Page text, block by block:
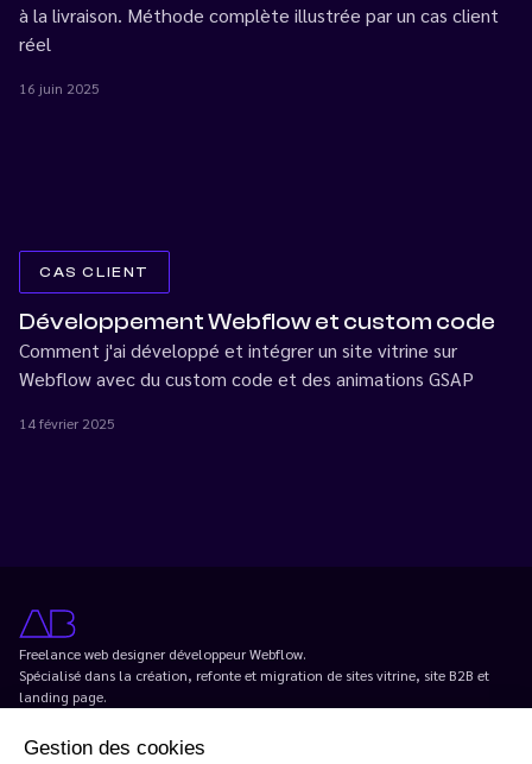
à la livraison. Méthode complète illustrée par un cas client
réel
16 juin 2025
CAS CLIENT
Développement Webflow et custom code
Comment j'ai développé et intégrer un site vitrine sur
Webflow avec du custom code et des animations GSAP
14 février 2025
Freelance web designer développeur Webflow.
Spécialisé dans la création, refonte et migration de sites vitrine, site B2B et
landing page.